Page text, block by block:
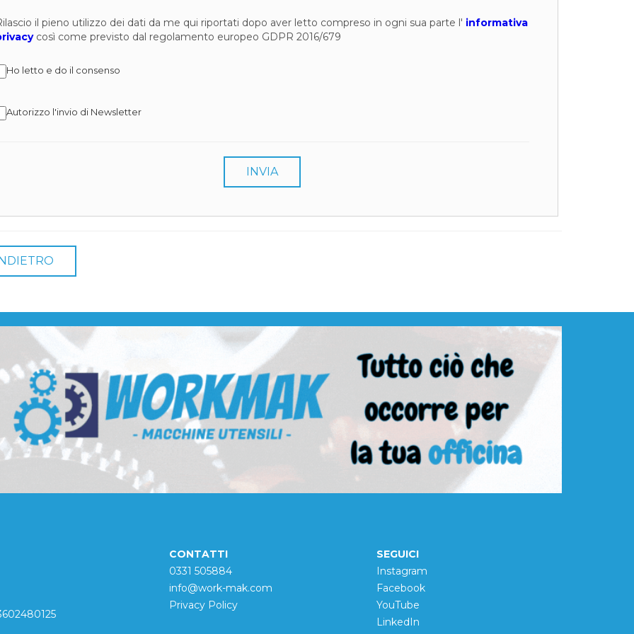
il pieno utilizzo dei dati da me qui riportati dopo aver letto compreso in ogni sua parte l' informativa
così come previsto dal regolamento europeo GDPR 2016/679
Ho letto e do il consenso
Autorizzo l'invio di Newsletter
INVIA
CONTATTI
0331 505884
info@work-mak.com
Privacy Policy
SEGUICI
Instagram
Facebook
YouTube
LinkedIn